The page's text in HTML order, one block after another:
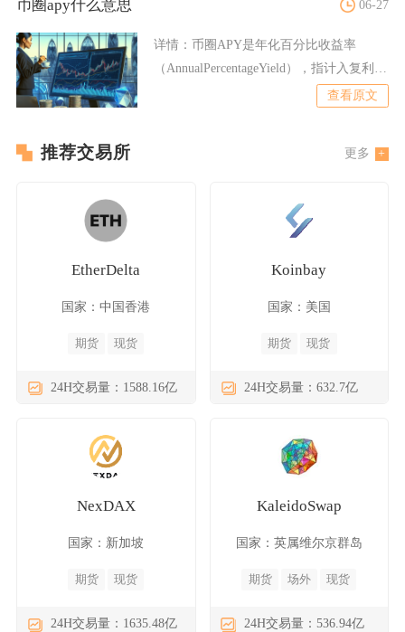
币圈apy什么意思 06-27
详情： 币圈APY是年化百分比收益率
（AnnualPercentageYield），指计入复利
查看原文
推荐交易所 更多
EtherDelta
国家：中国香港
期货 现货
24H交易量：1588.16亿
Koinbay
国家：美国
期货 现货
24H交易量：632.7亿
NexDAX
国家：新加坡
期货 现货
24H交易量：1635.48亿
KaleidoSwap
国家：英属维尔京群岛
期货 场外 现货
24H交易量：536.94亿